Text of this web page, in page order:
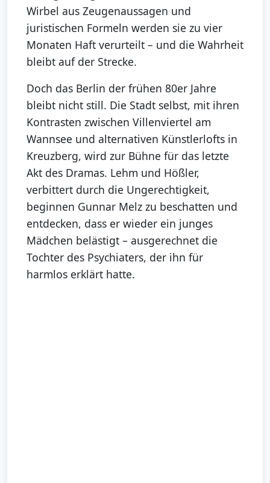
Wirbel aus Zeugenaussagen und
juristischen Formeln werden sie zu vier
Monaten Haft verurteilt – und die Wahrheit
bleibt auf der Strecke.
Doch das Berlin der frühen 80er Jahre
bleibt nicht still. Die Stadt selbst, mit ihren
Kontrasten zwischen Villenviertel am
Wannsee und alternativen Künstlerlofts in
Kreuzberg, wird zur Bühne für das letzte
Akt des Dramas. Lehm und Hößler,
verbittert durch die Ungerechtigkeit,
beginnen Gunnar Melz zu beschatten und
entdecken, dass er wieder ein junges
Mädchen belästigt – ausgerechnet die
Tochter des Psychiaters, der ihn für
harmlos erklärt hatte.